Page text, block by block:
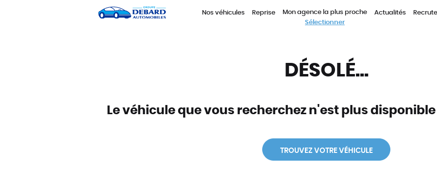
Nos véhicules Reprise
Mon agence la plus proche
Sélectionner
Actualités
DÉSOLÉ...
Le véhicule que vous recherchez n'est plus
TROUVEZ VOTRE VÉHICULE
Panneau de gestion des cookies